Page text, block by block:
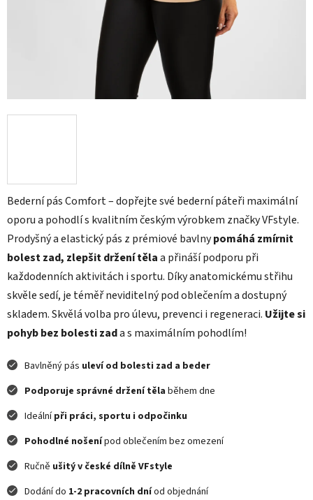
Bederní pás Comfort – dopřejte své bederní páteři maximální
oporu a pohodlí s kvalitním českým výrobkem značky VFstyle.
Prodyšný a elastický pás z prémiové bavlnypomáhá zmírnit
bolest zad, zlepšit držení tělaa přináší podporu při
každodenních aktivitách i sportu. Díky anatomickému střihu
skvěle sedí, je téměř neviditelný pod oblečením a dostupný
skladem. Skvělá volba pro úlevu, prevenci i regeneraci. Užijte si
pohyb bez bolesti zada s maximálním pohodlím!
Bavlněný pás uleví od bolesti zad a beder
Podporuje správné držení těla během dne
Ideálnípři práci, sportu i odpočinku
Pohodlné nošenípod oblečením bez omezení
Ručně ušitý v české dílně VFstyle
Dodání do 1-2 pracovních dníod objednání